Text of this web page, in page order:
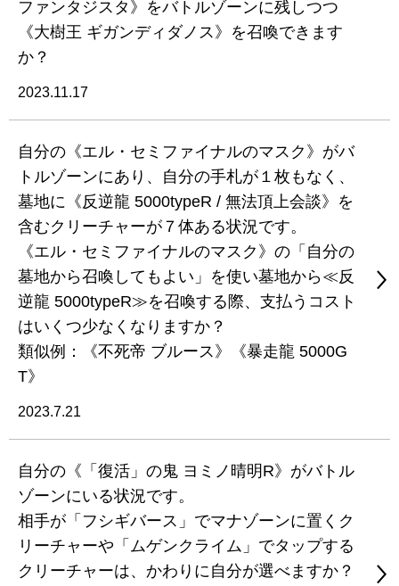
ファンタジスタ》をバトルゾーンに残しつつ
《大樹王 ギガンディダノス》を召喚できます
か？
2023.11.17
自分の《エル・セミファイナルのマスク》がバ
トルゾーンにあり、自分の手札が１枚もなく、
墓地に《反逆龍 5000typeR / 無法頂上会談》を
含むクリーチャーが７体ある状況です。
《エル・セミファイナルのマスク》の「自分の
墓地から召喚してもよい」を使い墓地から≪反
逆龍 5000typeR≫を召喚する際、支払うコスト
はいくつ少なくなりますか？
類似例：《不死帝 ブルース》《暴走龍 5000G
T》
2023.7.21
自分の《「復活」の鬼 ヨミノ晴明R》がバトル
ゾーンにいる状況です。
相手が「フシギバース」でマナゾーンに置くク
リーチャーや「ムゲンクライム」でタップする
クリーチャーは、かわりに自分が選べますか？